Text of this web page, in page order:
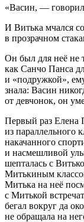
«Васин, —
И Витька мчался
в прозрачном
Он был для неё не
как Санчо Панса
и «подружкой»,
знала: Васин
от девчонок, он
Первый раз Елена
из параллельного
накачанного
и насмешливой
шепталась с
Митькиным
Митька на неё
с Митькой
бегал вокруг да
не обращала на